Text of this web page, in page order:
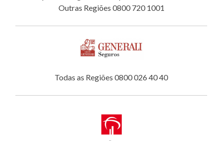
Outras Regiões 0800 720 1001
Todas as Regiões 0800 026 40 40